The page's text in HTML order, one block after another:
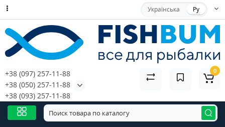
Українська Ру
+38 (097) 257-11-88
+38 (050) 257-11-88
+38 (093) 257-11-88
0